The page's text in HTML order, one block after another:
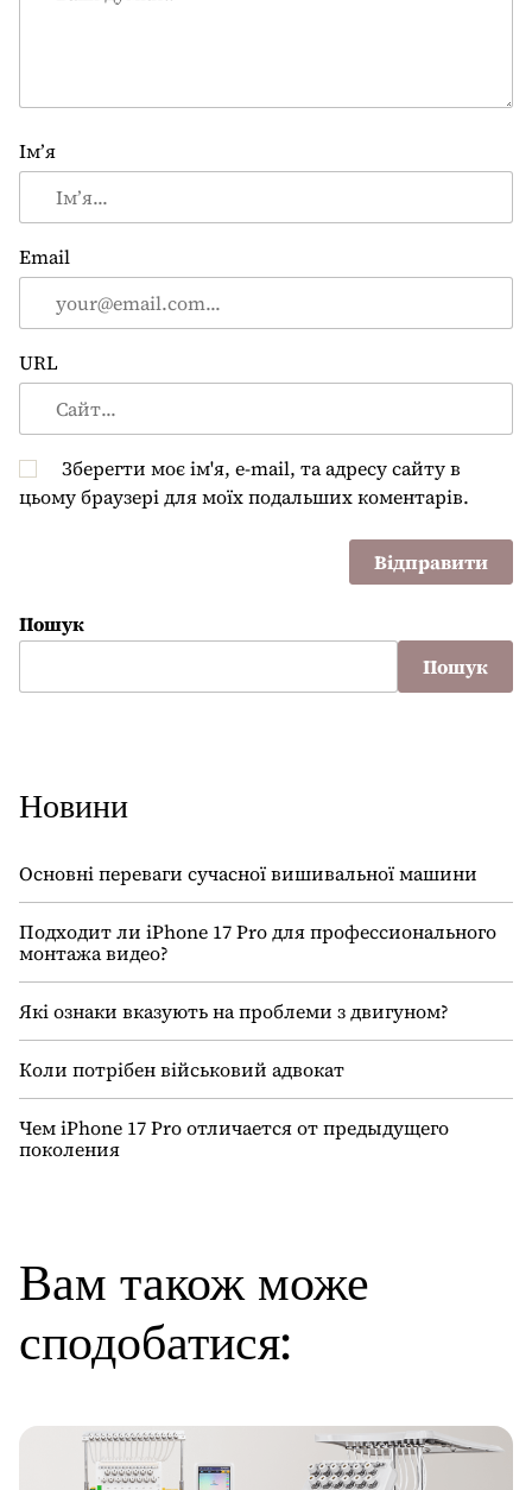
Ім’я
Email
URL
Зберегти моє ім'я, e-mail, та адресу сайту в
цьому браузері для моїх подальших коментарів.
Пошук
Пошук
Новини
Основні переваги сучасної вишивальної машини
Подходит ли iPhone 17 Pro для профессионального
монтажа видео?
Які ознаки вказують на проблеми з двигуном?
Коли потрібен військовий адвокат
Чем iPhone 17 Pro отличается от предыдущего
поколения
Вам також може
сподобатися: